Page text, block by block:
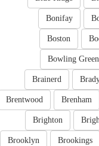
Bonifay
Boston
Bowling Green
Brainerd
Brenham
Brentwood
Brighton
Brookings
Brooklyn